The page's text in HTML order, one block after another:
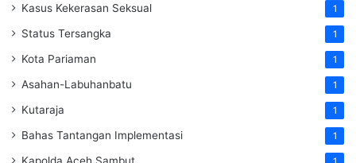
Kasus Kekerasan Seksual 1
Status Tersangka 1
Kota Pariaman 1
Asahan-Labuhanbatu 1
Kutaraja 1
Bahas Tantangan Implementasi 1